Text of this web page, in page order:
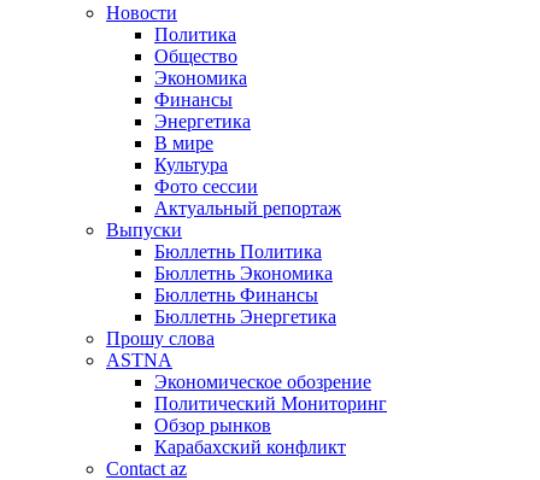
Новости
Политика
Общество
Экономика
Финансы
Энергетика
В мире
Культура
Фото сессии
Актуальный репортаж
Выпуски
Бюллетнь Политика
Бюллетнь Экономика
Бюллетнь Финансы
Бюллетнь Энергетика
Прошу слова
ASTNA
Экономическое обозрение
Политический Мониторинг
Обзор рынков
Карабахский конфликт
Contact az